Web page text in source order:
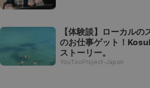
【体験談】ローカル
のお仕事ゲット！
ストーリー。
YouTooProject-Japan